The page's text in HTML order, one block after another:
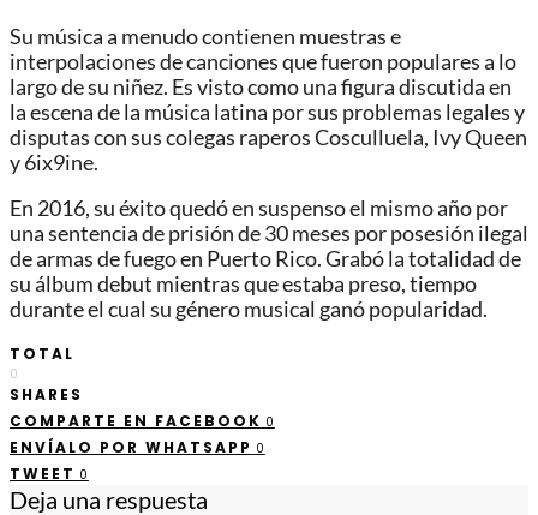
Su música a menudo contienen muestras e
interpolaciones de canciones que fueron populares a lo
largo de su niñez. Es visto como una figura discutida en
la escena de la música latina por sus problemas legales y
disputas con sus colegas raperos Cosculluela,​ Ivy Queen​
y 6ix9ine.
En 2016, su éxito quedó en suspenso el mismo año por
una sentencia de prisión de 30 meses por posesión ilegal
de armas de fuego en Puerto Rico. Grabó la totalidad de
su álbum debut mientras que estaba preso, tiempo
durante el cual su género musical ganó popularidad.
TOTAL
0
SHARES
COMPARTE EN FACEBOOK 0
ENVÍALO POR WHATSAPP 0
TWEET 0
Deja una respuesta